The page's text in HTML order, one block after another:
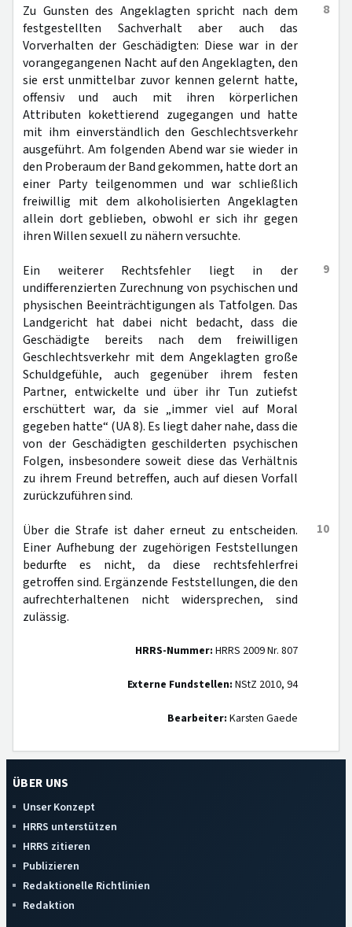
8
Zu Gunsten des Angeklagten spricht nach dem
festgestellten Sachverhalt aber auch das
Vorverhalten der Geschädigten: Diese war in der
vorangegangenen Nacht auf den Angeklagten, den
sie erst unmittelbar zuvor kennen gelernt hatte,
offensiv und auch mit ihren körperlichen
Attributen kokettierend zugegangen und hatte
mit ihm einverständlich den Geschlechtsverkehr
ausgeführt. Am folgenden Abend war sie wieder in
den Proberaum der Band gekommen, hatte dort an
einer Party teilgenommen und war schließlich
freiwillig mit dem alkoholisierten Angeklagten
allein dort geblieben, obwohl er sich ihr gegen
ihren Willen sexuell zu nähern versuchte.
9
Ein weiterer Rechtsfehler liegt in der
undifferenzierten Zurechnung von psychischen und
physischen Beeinträchtigungen als Tatfolgen. Das
Landgericht hat dabei nicht bedacht, dass die
Geschädigte bereits nach dem freiwilligen
Geschlechtsverkehr mit dem Angeklagten große
Schuldgefühle, auch gegenüber ihrem festen
Partner, entwickelte und über ihr Tun zutiefst
erschüttert war, da sie „immer viel auf Moral
gegeben hatte“ (UA 8). Es liegt daher nahe, dass die
von der Geschädigten geschilderten psychischen
Folgen, insbesondere soweit diese das Verhältnis
zu ihrem Freund betreffen, auch auf diesen Vorfall
zurückzuführen sind.
10
Über die Strafe ist daher erneut zu entscheiden.
Einer Aufhebung der zugehörigen Feststellungen
bedurfte es nicht, da diese rechtsfehlerfrei
getroffen sind. Ergänzende Feststellungen, die den
aufrechterhaltenen nicht widersprechen, sind
zulässig.
HRRS-Nummer: HRRS 2009 Nr. 807
Externe Fundstellen: NStZ 2010, 94
Bearbeiter: Karsten Gaede
ÜBER UNS
Unser Konzept
HRRS unterstützen
HRRS zitieren
Publizieren
Redaktionelle Richtlinien
Redaktion